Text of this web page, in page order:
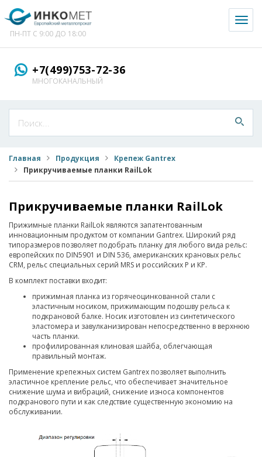
ПН-ПТ С 9:00 ДО 18:00
+7(499)753-72-36
МНОГОКАНАЛЬНЫЙ
Главная Продукция
Крепеж Gantrex
Прикручиваемые планки RailLok
Прикручиваемые планки RailLok
Прижимные планки RailLok являются запатентованным
инновационным продуктом от компании Gantrex. Широкий ряд
типоразмеров позволяет подобрать планку для любого вида рельс:
европейских по DIN5901 и DIN 536, американских крановых рельс
CRM, рельс специальных серий MRS и российских Р и КР.
В комплект поставки входит:
прижимная планка из горячеоцинкованной стали с
эластичным носиком, прижимающим подошву рельса к
подкрановой балке. Носик изготовлен из синтетического
эластомера и завулканизирован непосредственно в верхнюю
часть планки.
профилированная клиновая шайба, облегчающая
правильный монтаж.
Применение крепежных систем Gantrex позволяет выполнить
эластичное крепление рельс, что обеспечивает значительное
снижение шума и вибраций, снижение износа компонентов
подкранового пути и как следствие существенную экономию на
обслуживании.